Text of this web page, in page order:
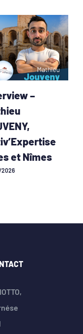
–
et Nîmes